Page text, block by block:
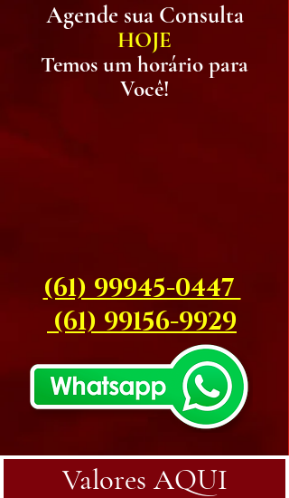
(61) 99945-0447
(61) 99156-9929
Agende sua Consulta
HOJE
Temos um horário para
Você!
Valores AQUI